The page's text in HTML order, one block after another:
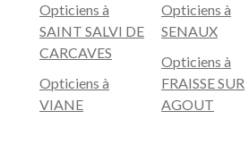
Opticiens à
SAINT SALVI DE
CARCAVES
Opticiens à
VIANE
Opticiens à
SENAUX
Opticiens à
FRAISSE SUR
AGOUT